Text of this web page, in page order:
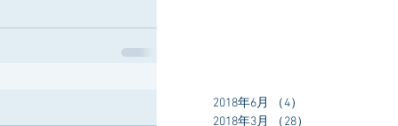
2018年6月 （4）
2018年3月
（28）